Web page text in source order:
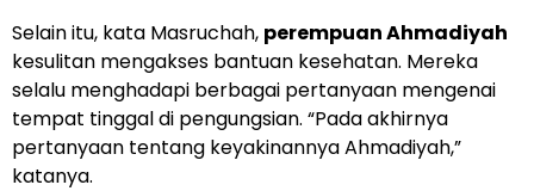
Selain itu, kata Masruchah, perempuan Ahmadiyah
kesulitan mengakses bantuan kesehatan. Mereka
selalu menghadapi berbagai pertanyaan mengenai
tempat tinggal di pengungsian. “Pada akhirnya
pertanyaan tentang keyakinannya Ahmadiyah,”
katanya.